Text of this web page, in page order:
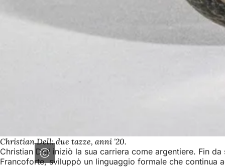
Christian Dell: due tazze, anni '20.
Christian Dell iniziò la sua carriera come argentiere. Fin
Francoforte, sviluppò un linguaggio formale che continua